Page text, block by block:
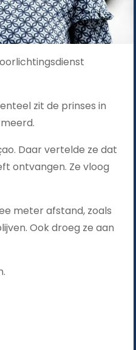
zit de prinses in
Daar vertelde ze dat
ontvangen. Ze vloog
meter afstand, zoals
Ook droeg ze aan